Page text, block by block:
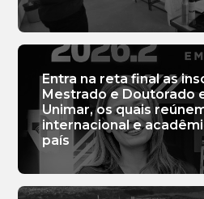
Entra na reta final as
Mestrado e Doutorado
Unimar, os quais
internacional e
país